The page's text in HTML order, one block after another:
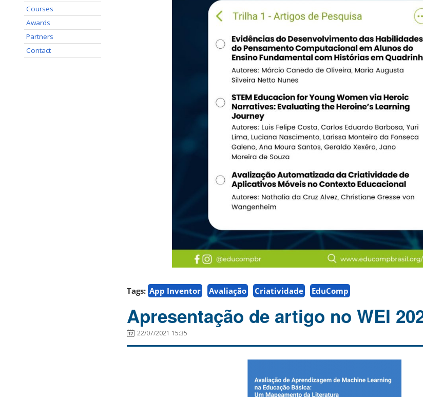
Courses
Awards
Partners
Contact
Tags: App Inventor Avaliação Criatividade EduComp
Apresentação de artigo no WEI
22/07/2021 15:35